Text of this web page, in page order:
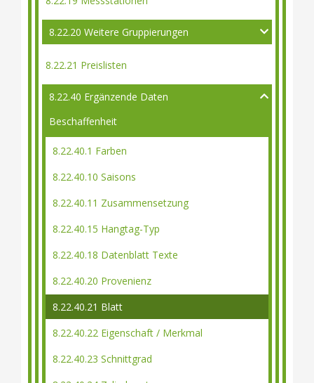
8.22.20 Weitere Gruppierungen
8.22.21 Preislisten
8.22.40 Ergänzende Daten
Beschaffenheit
8.22.40.1 Farben
8.22.40.10 Saisons
8.22.40.11 Zusammensetzung
8.22.40.15 Hangtag-Typ
8.22.40.18 Datenblatt Texte
8.22.40.20 Provenienz
8.22.40.21 Blatt
8.22.40.22 Eigenschaft / Merkmal
8.22.40.23 Schnittgrad